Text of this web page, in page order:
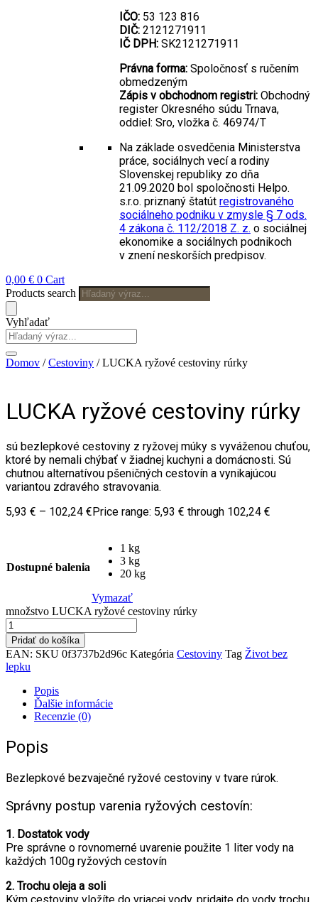
IČO: 53 123 816
DIČ: 2121271911
IČ DPH: SK2121271911
Právna forma: Spoločnosť s ručením
obmedzeným
Zápis v obchodnom registri: Obchodný
register Okresného súdu Trnava,
oddiel: Sro, vložka č. 46974/T
Na základe osvedčenia Ministerstva
práce, sociálnych vecí a rodiny
Slovenskej republiky zo dňa
21.09.2020 bol spoločnosti Helpo.
s.r.o. priznaný štatút registrovaného
sociálneho podniku v zmysle § 7 ods.
4 zákona č. 112/2018 Z. z. o sociálnej
ekonomike a sociálnych podnikoch
v znení neskorších predpisov.
0,00 € 0 Cart
Products search
Vyhľadať
Domov /Cestoviny / LUCKA ryžové cestoviny rúrky
LUCKA ryžové cestoviny rúrky
sú bezlepkové cestoviny z ryžovej múky s vyváženou chuťou,
ktoré by nemali chýbať v žiadnej kuchyni a domácnosti. Sú
chutnou alternatívou pšeničných cestovín a vynikajúcou
variantou zdravého stravovania.
5,93 € – 102,24 € Price range: 5,93 € through 102,24 €
Dostupné balenia
1 kg
3 kg
20 kg
Vymazať
množstvo LUCKA ryžové cestoviny rúrky
Pridať do košíka
EAN: SKU 0f3737b2d96c Kategória Cestoviny Tag Život bez
lepku
Popis
Ďalšie informácie
Recenzie (0)
Popis
Bezlepkové bezvaječné ryžové cestoviny v tvare rúrok.
Správny postup varenia ryžových cestovín:
1. Dostatok vody
Pre správne o rovnomerné uvarenie použite 1 liter vody na
každých 100g ryžových cestovín
2. Trochu oleja a soli
Kým cestoviny vložíte do vriacej vody, pridajte do vody trochu